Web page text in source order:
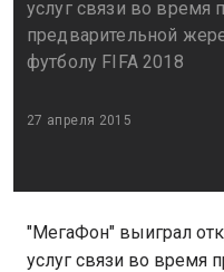
услуг связи во время
предварительной
футболу FIFA 2018
27 апреля 2015
"МегаФон" выиграл
услуг связи во время